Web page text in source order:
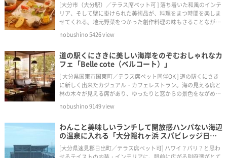
[大分市（大分駅）／テラス席ペット可 ] 落ち着いた和風のインテ
リア、そして壁に掛けられた美術品が、料理をまつ時間を楽しま
せてくれる。地元野菜をつかった創作料理の味もさることなが
ら、シェフと奥様の素敵な接客に感動する。
nobushino5426view
道の駅くにさきに美しい海岸をのぞむおしゃれなカ
フェ「Belle cote（ベルコート）」
[ 大分県国東市国東町／テラス席ペット同伴OK ] 道の駅くにさき
に新しく出来たカジュアル・カフェレストラン。海の見える席と
林の木々が見える席があり、ゆったりと窓からの景色をながめな
がら食事ができます。
nobushino9149view
わんこと美味しいランチして開放感ハンパない海辺
の温泉に入れる「大分隠れヶ浜 スパビレッジ日
出」が控えめに言って最高！
[大分県速見郡日出町／テラス席ペット可] ハワイ？バリ？と思わ